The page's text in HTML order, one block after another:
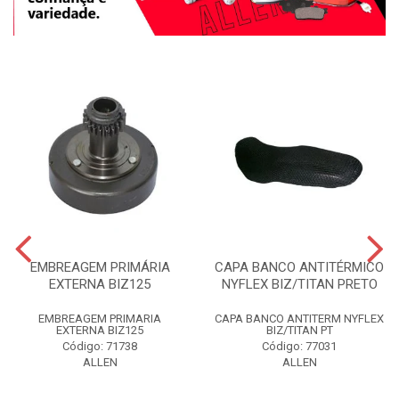
EMBREAGEM PRIMÁRIA
EXTERNA BIZ125
EMBREAGEM PRIMARIA
EXTERNA BIZ125
Código: 71738
ALLEN
CAPA BANCO ANTITÉRMICO
NYFLEX BIZ/TITAN PRETO
CAPA BANCO ANTITERM NYFLEX
BIZ/TITAN PT
Código: 77031
ALLEN